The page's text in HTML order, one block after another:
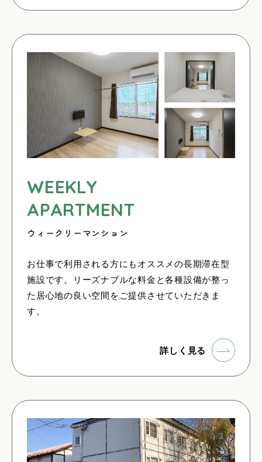
WEEKLY
APARTMENT
ウィークリーマンション
お仕事で利用される方にもオススメの長期滞在型
施設です。リーズナブルな料金と各種設備が整っ
た居心地の良い空間をご提供させていただきま
す。
詳しく見る